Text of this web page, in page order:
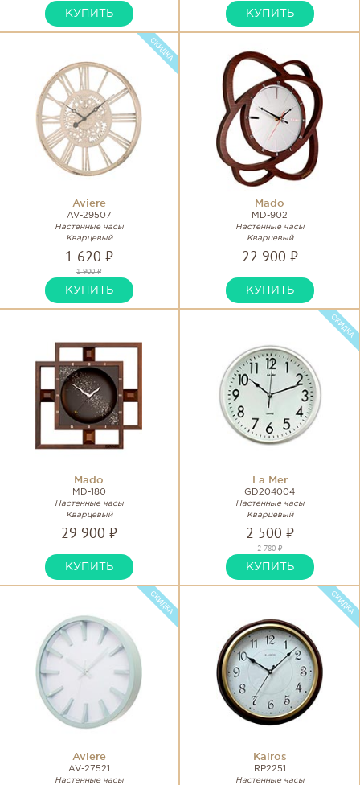
КУПИТЬ КУПИТЬ
Aviere
AV-29507
Настенные часы
Кварцевый
1 620 ₽
1 900 ₽
КУПИТЬ
Mado
MD-902
Настенные часы
Кварцевый
22 900 ₽
КУПИТЬ
Mado
MD-180
Настенные часы
Кварцевый
29 900 ₽
КУПИТЬ
La Mer
GD204004
Настенные часы
Кварцевый
2 500 ₽
2 780 ₽
КУПИТЬ
Aviere
AV-27521
Настенные часы
Kairos
RP2251
Настенные часы